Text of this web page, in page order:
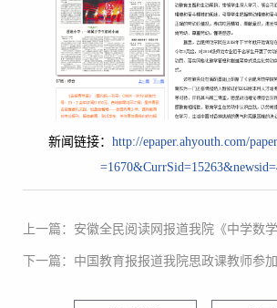
新闻链接： http://epaper.ahyouth.com/